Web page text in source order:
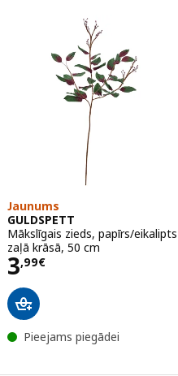
Jaunums
GULDSPETT
Mākslīgais zieds, papīrs/eikalipts
zaļā krāsā, 50 cm
3,99€
Cena 3,99€
Pieejams piegādei